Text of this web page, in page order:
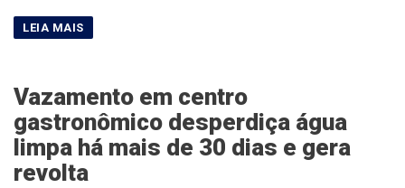
Vazamento em centro
gastronômico desperdiça água
limpa há mais de 30 dias e gera
revolta